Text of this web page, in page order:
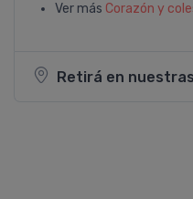
Ver más Corazón y
Retirá en